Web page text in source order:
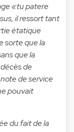
«tu patere
il ressort tant
étatique
sorte que la
que la
de
de service
pouvait
du fait de la